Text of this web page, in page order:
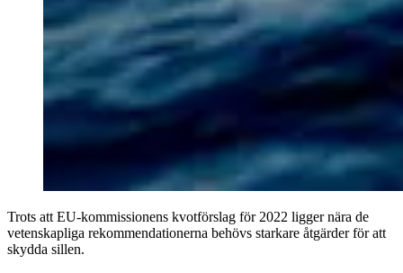
Trots att EU-kommissionens kvotförslag för 2022 ligger nära de
vetenskapliga rekommendationerna behövs starkare åtgärder för att
skydda sillen.